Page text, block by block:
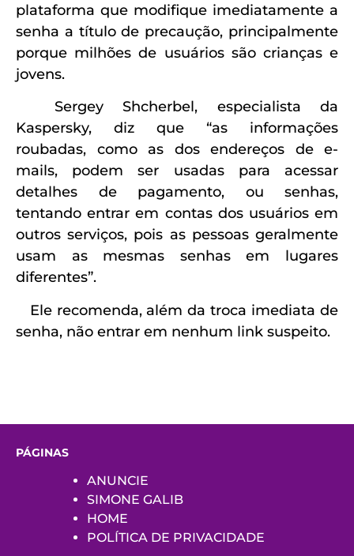
plataforma que modifique imediatamente a
senha a título de precaução, principalmente
porque milhões de usuários são crianças e
jovens.
Sergey Shcherbel, especialista da
Kaspersky, diz que “as informações
roubadas, como as dos endereços de e-
mails, podem ser usadas para acessar
detalhes de pagamento, ou senhas,
tentando entrar em contas dos usuários em
outros serviços, pois as pessoas geralmente
usam as mesmas senhas em lugares
diferentes”.
Ele recomenda, além da troca imediata de
senha, não entrar em nenhum link suspeito.
PÁGINAS
ANUNCIE
SIMONE GALIB
HOME
POLÍTICA DE PRIVACIDADE